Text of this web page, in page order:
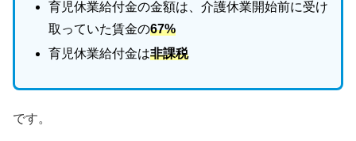
育児休業給付金の金額は、介護休業開始前に受け
取っていた賃金の67%
育児休業給付金は非課税
です。